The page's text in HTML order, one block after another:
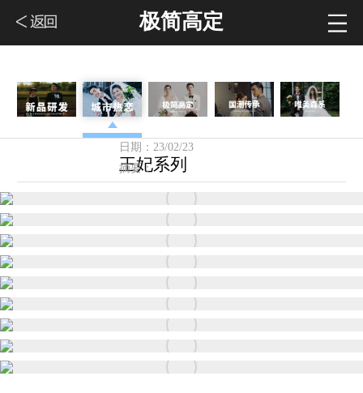
极简高定
王妃系列
日期：23/02/23
摘要：